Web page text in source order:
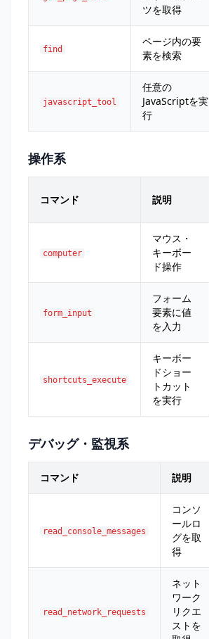
ツを取得
find
ページ内の要
素を検索
javascript_tool
任意の
JavaScriptを実
行
操作系
コマンド 説明
computer
マウス・
キーボー
ド操作
form_input
フォーム
要素に値
を入力
shortcuts_execute
キーボー
ドショー
トカット
を実行
デバッグ・監視系
コマンド 説明
read_console_messages
コンソ
ールロ
グを取
得
read_network_requests
ネット
ワーク
リクエ
ストを